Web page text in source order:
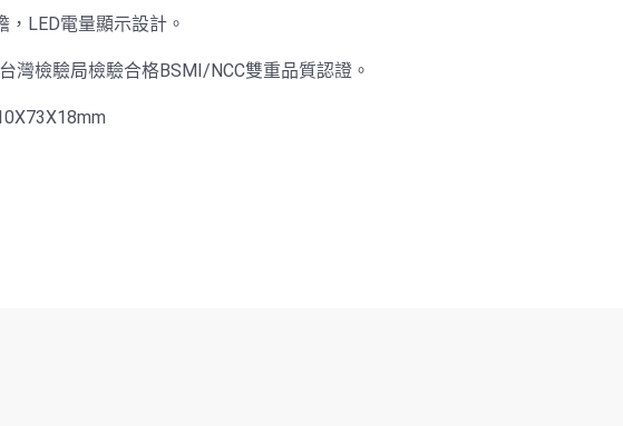
，LED電量顯示設計。
灣檢驗局檢驗合格BSMI/NCC雙重品質認證。